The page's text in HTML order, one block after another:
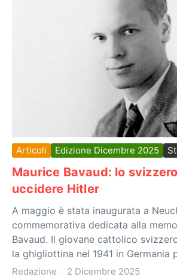
Articoli Edizione Dicembre 2025
Maurice Bavaud: lo
uccidere Hitler
A maggio è stata inaugurata a
commemorativa dedicata alla
Bavaud. Il giovane cattolico
la ghigliottina nel 1941 in Germania
Redazione 2 Dicembre 2025